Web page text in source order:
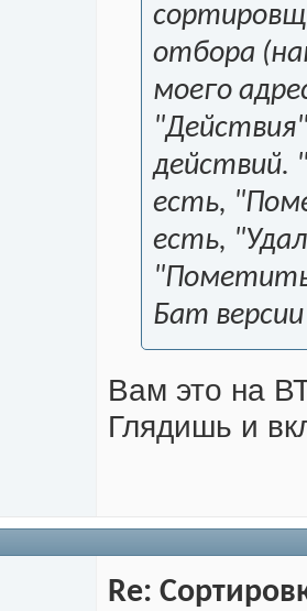
отбора
моего
действий.
есть,
есть,
Бат
Вам это на
Глядишь и
Re: